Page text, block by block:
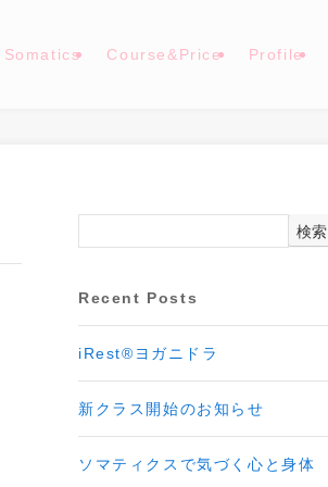
Somatics Course&Price Profile
検索
Recent Posts
iRest®ヨガニドラ
新クラス開始のお知らせ
ソマティクスで気づく心と身体